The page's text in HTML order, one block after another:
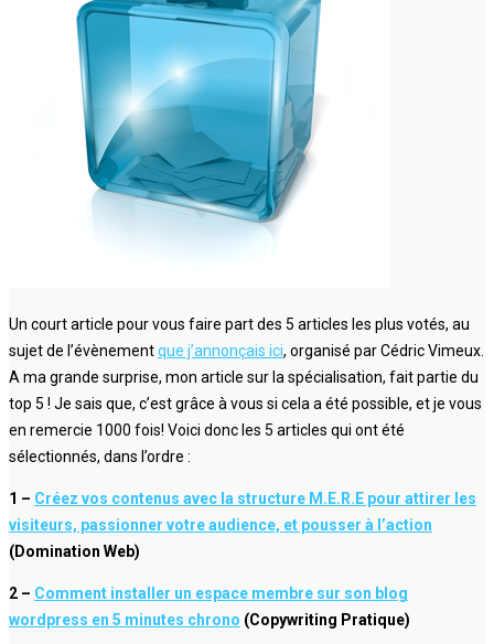
Un court article pour vous faire part des 5 articles les plus votés, au
sujet de l’évènementque j’annonçais ici, organisé par Cédric Vimeux.
A ma grande surprise, mon article sur la spécialisation, fait partie du
top 5 ! Je sais que, c’est grâce à vous si cela a été possible, et je vous
en remercie 1000 fois! Voici donc les 5 articles qui ont été
sélectionnés, dans l’ordre :
1 – Créez vos contenus avec la structure M.E.R.E pour attirer les
visiteurs, passionner votre audience, et pousser à l’action
(Domination Web)
2 – Comment installer un espace membre sur son blog
wordpress en 5 minutes chrono (Copywriting Pratique)